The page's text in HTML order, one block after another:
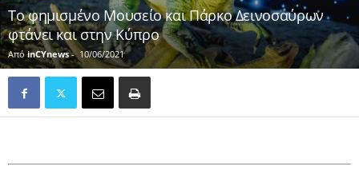
Tο φημισμένο Μουσείο και Πάρκο Δεινοσαύρων
φτάνει και στην Κύπρο
Από inCYnews- 10/06/2021